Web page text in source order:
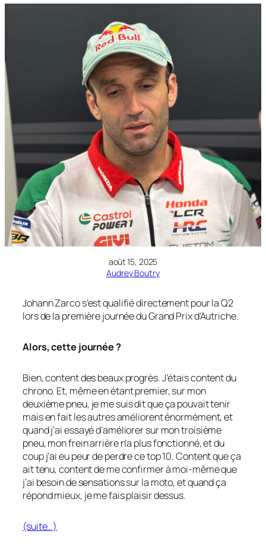
août 15, 2025
Audrey Boutry
Johann Zarco s’est qualifié directement pour la Q2
lors de la première journée du Grand Prix d’Autriche.
Alors, cette journée ?
Bien, content des beaux progrès. J’étais content du
chrono. Et, même en étant premier, sur mon
deuxième pneu, je me suis dit que ça pouvait tenir
mais en fait les autres améliorent énormément, et
quand j’ai essayé d’améliorer sur mon troisième
pneu, mon frein arrière n’a plus fonctionné, et du
coup j’ai eu peur de perdre ce top 10. Content que ça
ait tenu, content de me confirmer à moi-même que
j’ai besoin de sensations sur la moto, et quand ça
répond mieux, je me fais plaisir dessus.
(suite…)